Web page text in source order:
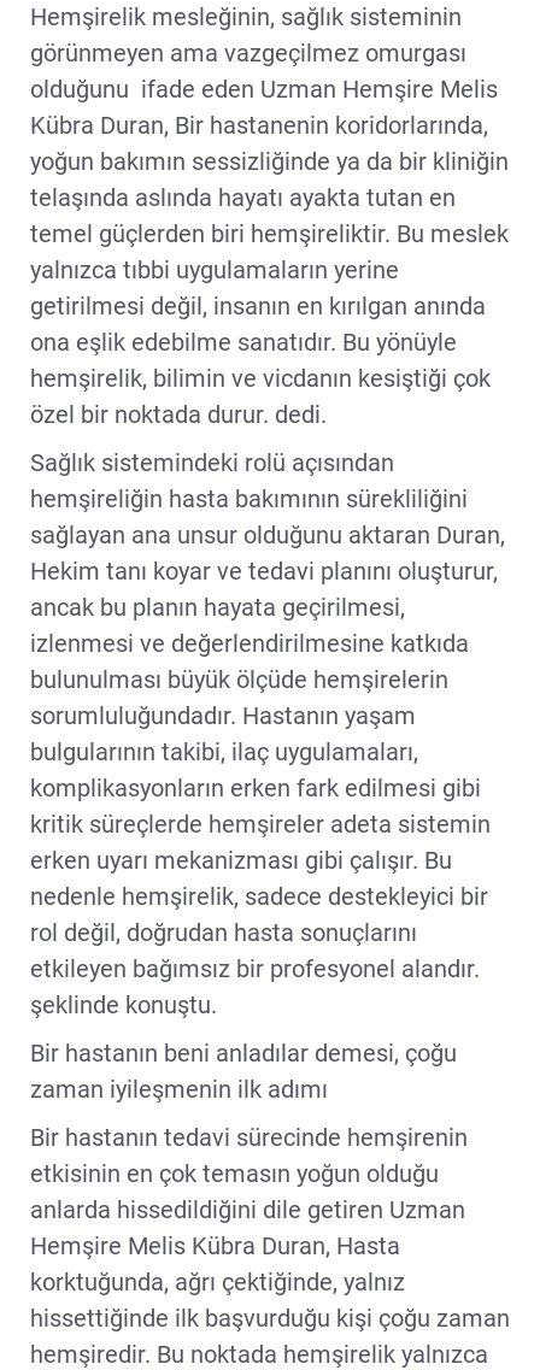
Hemşirelik mesleğinin, sağlık sisteminin
görünmeyen ama vazgeçilmez omurgası
olduğunu ifade eden Uzman Hemşire Melis
Kübra Duran, Bir hastanenin koridorlarında,
yoğun bakımın sessizliğinde ya da bir kliniğin
telaşında aslında hayatı ayakta tutan en
temel güçlerden biri hemşireliktir. Bu meslek
yalnızca tıbbi uygulamaların yerine
getirilmesi değil, insanın en kırılgan anında
ona eşlik edebilme sanatıdır. Bu yönüyle
hemşirelik, bilimin ve vicdanın kesiştiği çok
özel bir noktada durur. dedi.
Sağlık sistemindeki rolü açısından
hemşireliğin hasta bakımının sürekliliğini
sağlayan ana unsur olduğunu aktaran Duran,
Hekim tanı koyar ve tedavi planını oluşturur,
ancak bu planın hayata geçirilmesi,
izlenmesi ve değerlendirilmesine katkıda
bulunulması büyük ölçüde hemşirelerin
sorumluluğundadır. Hastanın yaşam
bulgularının takibi, ilaç uygulamaları,
komplikasyonların erken fark edilmesi gibi
kritik süreçlerde hemşireler adeta sistemin
erken uyarı mekanizması gibi çalışır. Bu
nedenle hemşirelik, sadece destekleyici bir
rol değil, doğrudan hasta sonuçlarını
etkileyen bağımsız bir profesyonel alandır.
şeklinde konuştu.
Bir hastanın beni anladılar demesi, çoğu
zaman iyileşmenin ilk adımı
Bir hastanın tedavi sürecinde hemşirenin
etkisinin en çok temasın yoğun olduğu
anlarda hissedildiğini dile getiren Uzman
Hemşire Melis Kübra Duran, Hasta
korktuğunda, ağrı çektiğinde, yalnız
hissettiğinde ilk başvurduğu kişi çoğu zaman
hemşiredir. Bu noktada hemşirelik yalnızca